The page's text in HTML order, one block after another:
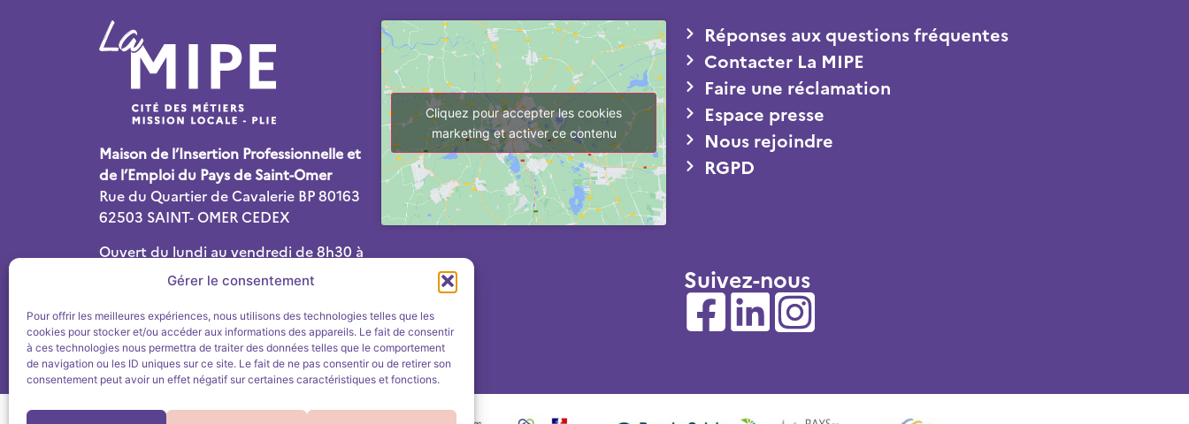
Gérer le consentement
Pour offrir les meilleures expériences, nous utilisons des technologies telles que les
cookies pour stocker et/ou accéder aux informations des appareils. Le fait de consentir
à ces technologies nous permettra de traiter des données telles que le comportement
de navigation ou les ID uniques sur ce site. Le fait de ne pas consentir ou de retirer son
consentement peut avoir un effet négatif sur certaines caractéristiques et fonctions.
Maison de l’Insertion Professionnelle et
de l’Emploi du Pays de Saint-Omer
Rue du Quartier de Cavalerie BP 80163
62503 SAINT- OMER CEDEX
Ouvert du lundi au vendredi de 8h30 à
12h30 et de 13h30 à 17h30
Mail :contact@lamipe-pso.fr
Cliquez pour accepter les cookies
marketing et activer ce contenu
Réponses aux questions fréquentes
Contacter La MIPE
Faire une réclamation
Espace presse
Nous rejoindre
RGPD
Suivez-nous